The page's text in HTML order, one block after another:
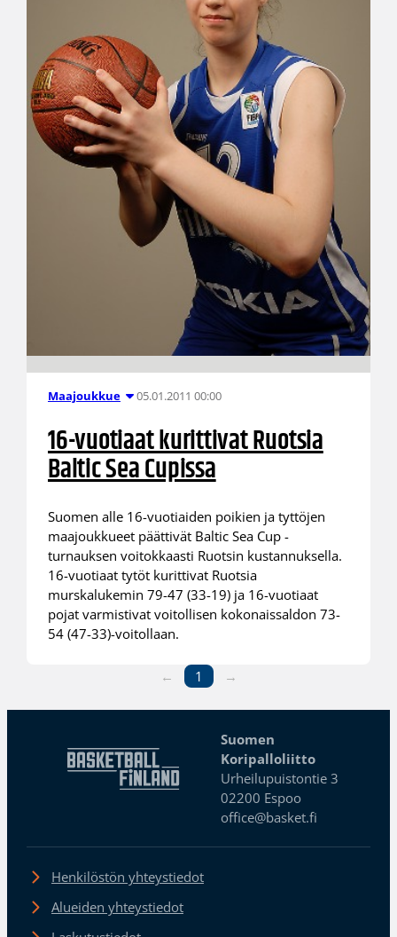
Maajoukkue 05.01.2011 00:00
16-vuotiaat kurittivat Ruotsia
Baltic Sea Cupissa
Suomen alle 16-vuotiaiden poikien ja tyttöjen
maajoukkueet päättivät Baltic Sea Cup -
turnauksen voitokkaasti Ruotsin kustannuksella.
16-vuotiaat tytöt kurittivat Ruotsia
murskalukemin 79-47 (33-19) ja 16-vuotiaat
pojat varmistivat voitollisen kokonaissaldon 73-
54 (47-33)-voitollaan.
← 1 →
Suomen
Koripalloliitto
Urheilupuistontie 3
02200 Espoo
office@basket.fi
Henkilöstön yhteystiedot
Alueiden yhteystiedot